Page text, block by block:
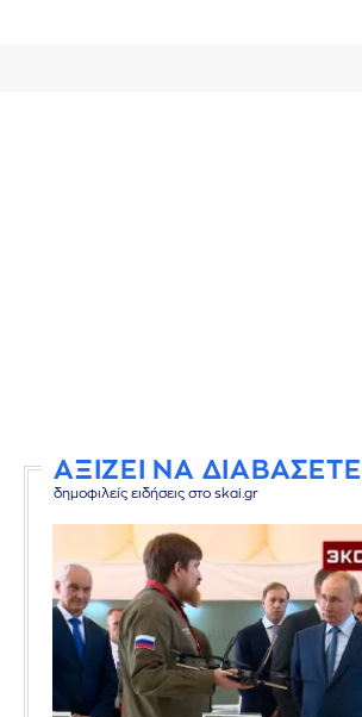
ΑΞΙΖΕΙ ΝΑ ΔΙΑΒΑΣΕΤΕ
δημοφιλείς ειδήσεις στο skai.gr